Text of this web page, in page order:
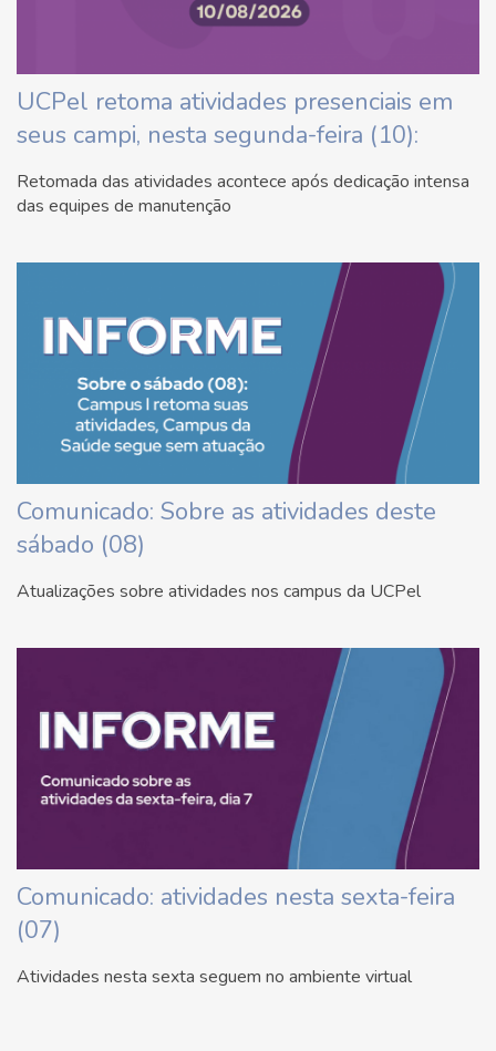
UCPel retoma atividades presenciais em
seus campi, nesta segunda-feira (10):
Retomada das atividades acontece após dedicação intensa
das equipes de manutenção
Comunicado: Sobre as atividades deste
sábado (08)
Atualizações sobre atividades nos campus da UCPel
Comunicado: atividades nesta sexta-feira
(07)
Atividades nesta sexta seguem no ambiente virtual